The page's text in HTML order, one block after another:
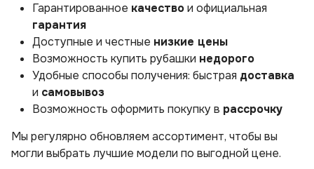
Гарантированное качествои официальная
гарантия
Доступные и честные низкие цены
Возможность купить рубашки недорого
Удобные способы получения: быстрая доставка
и самовывоз
Возможность оформить покупку в рассрочку
Мы регулярно обновляем ассортимент, чтобы вы
могли выбрать лучшие модели по выгодной цене.